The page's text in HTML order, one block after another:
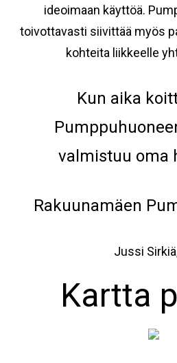
ideoimaan käyttöä.
toivottavasti siivittää myös
kohteita liikkeelle
Kun aika
valmistuu oma
Rakuunamäen
Jussi
Kartta